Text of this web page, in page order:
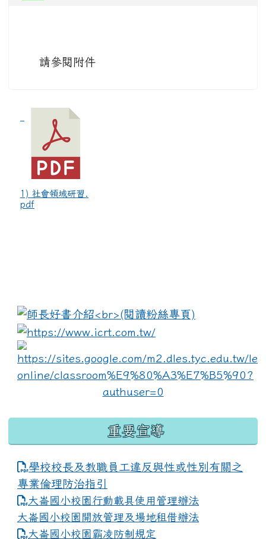
請參閱附件
1) 社會領域研習.
pdf
link to https://
重要宣導
學校校長及教職員工違反與性或性別有關之
專業倫理防治指引
大崙國小校園行動載具使用管理辦法
大崙國小校園開放管理及場地租借辦法
大崙國小校園霸凌防制規定